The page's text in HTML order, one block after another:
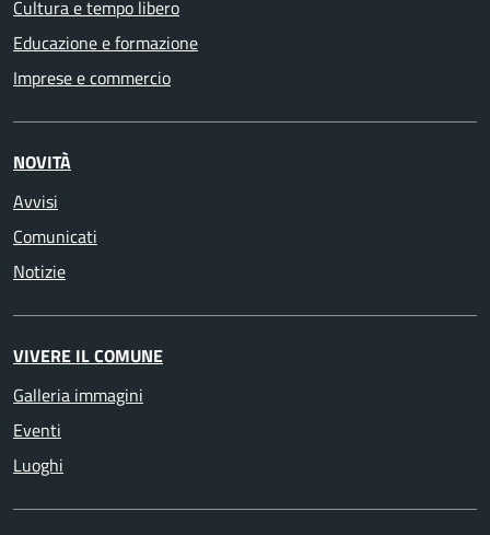
Cultura e tempo libero
Educazione e formazione
Imprese e commercio
NOVITÀ
Avvisi
Comunicati
Notizie
VIVERE IL COMUNE
Galleria immagini
Eventi
Luoghi